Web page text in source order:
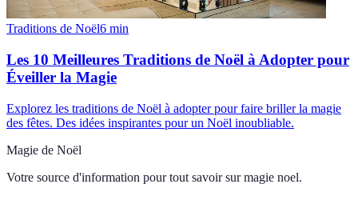
Traditions de Noël6 min
Les 10 Meilleures Traditions de Noël à Adopter pour
Éveiller la Magie
Explorez les traditions de Noël à adopter pour faire briller la magie
des fêtes. Des idées inspirantes pour un Noël inoubliable.
Magie de Noël
Votre source d'information pour tout savoir sur magie noel.